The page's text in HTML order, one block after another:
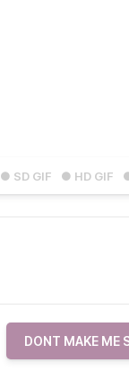
● SD GIF ● HD GIF
DONT MAKE ME